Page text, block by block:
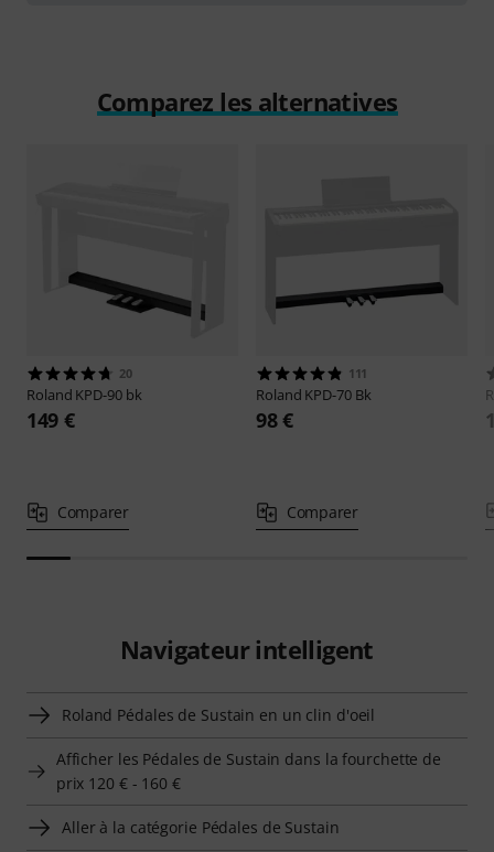
Comparez les alternatives
20
Roland KPD-90 bk
149 €
Comparer
111
Roland KPD-70 Bk
98 €
Comparer
Navigateur intelligent
Roland Pédales de Sustain en un clin d'oeil
Afficher les Pédales de Sustain dans la fourchette de
prix 120 € - 160 €
Aller à la catégorie Pédales de Sustain